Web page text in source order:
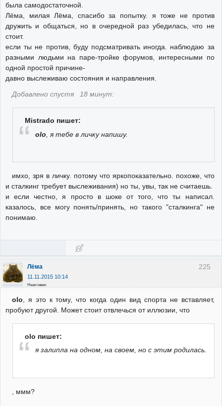
была самодостаточной.
Лёма, милая Лёма, спасибо за попытку. я тоже не против
дружить и общаться, но в очередной раз убедилась, что не
стоит.
если ты не против, буду подсматривать иногда. наблюдаю за
разными людьми на паре-тройке форумов, интересными по
одной простой причине-
давно выслеживаю состояния и направления.
Добавлено спустя 18 минут:
Mistrado пишет:
olo , я тебе в личку напишу.
имхо, зря в личку. потому что яркопоказательно. похоже, что
и сталкинг требует выслеживания) но ты, увы, так не считаешь.
и если честно, я просто в шоке от того, что ты написал.
казалось, все могу понять/принять, но такого "сталкинга" не
понимаю.
225
Лёма
11.11.2015 10:14
Неактивен
olo , я это к тому, что когда один вид спорта не вставляет,
пробуют другой. Может стоит отвлечься от иллюзии, что
olo пишет:
я залипла на одном, на своем, но с этим родилась.
, ммм?